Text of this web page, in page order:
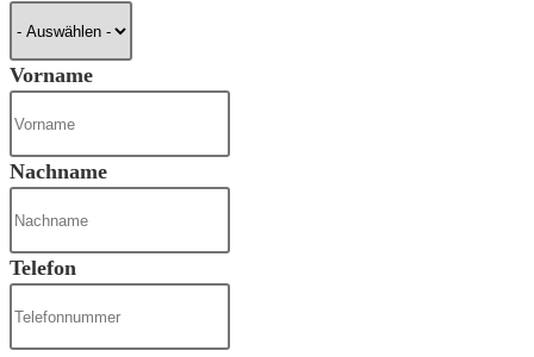
Vorname
Nachname
Telefon